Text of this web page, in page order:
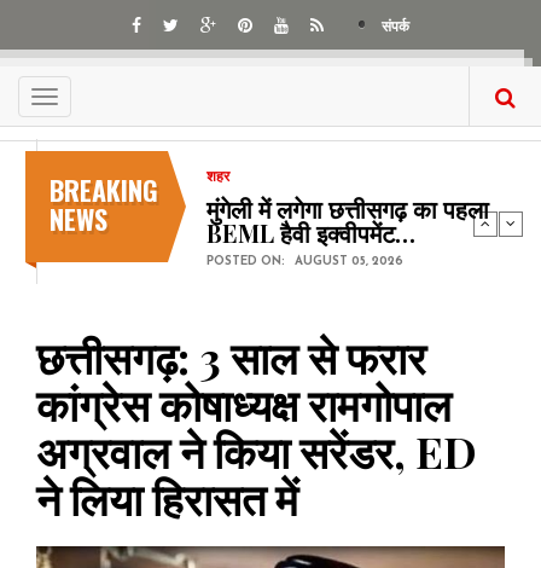
main
content
संपर्क
Toggle
navigation
BREAKING
NEWS
शहर
मुंगेली में लगेगा छत्तीसगढ़ का पहला
BEML हैवी इक्वीपमेंट…
POSTED ON: AUGUST 05, 2026
छत्तीसगढ़: 3 साल से फरार
कांग्रेस कोषाध्यक्ष रामगोपाल
अग्रवाल ने किया सरेंडर, ED
ने लिया हिरासत में